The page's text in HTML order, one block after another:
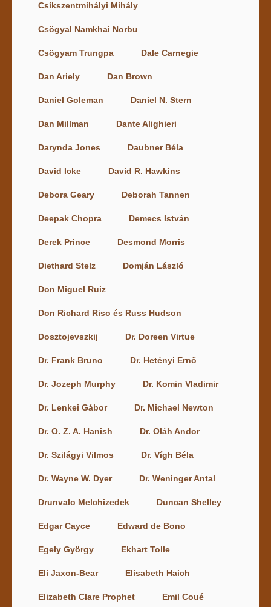
Csíkszentmihályi Mihály
Csögyal Namkhai Norbu
Csögyam Trungpa Dale Carnegie
Dan Ariely Dan Brown
Daniel Goleman Daniel N. Stern
Dan Millman Dante Alighieri
Darynda Jones Daubner Béla
David Icke David R. Hawkins
Debora Geary Deborah Tannen
Deepak Chopra Demecs István
Derek Prince Desmond Morris
Diethard Stelz Domján László
Don Miguel Ruiz
Don Richard Riso és Russ Hudson
Dosztojevszkij Dr. Doreen Virtue
Dr. Frank Bruno Dr. Hetényi Ernő
Dr. Jozeph Murphy Dr. Komin Vladimir
Dr. Lenkei Gábor Dr. Michael Newton
Dr. O. Z. A. Hanish Dr. Oláh Andor
Dr. Szilágyi Vilmos Dr. Vígh Béla
Dr. Wayne W. Dyer Dr. Weninger Antal
Drunvalo Melchizedek Duncan Shelley
Edgar Cayce Edward de Bono
Egely György Ekhart Tolle
Eli Jaxon-Bear Elisabeth Haich
Elizabeth Clare Prophet Emil Coué